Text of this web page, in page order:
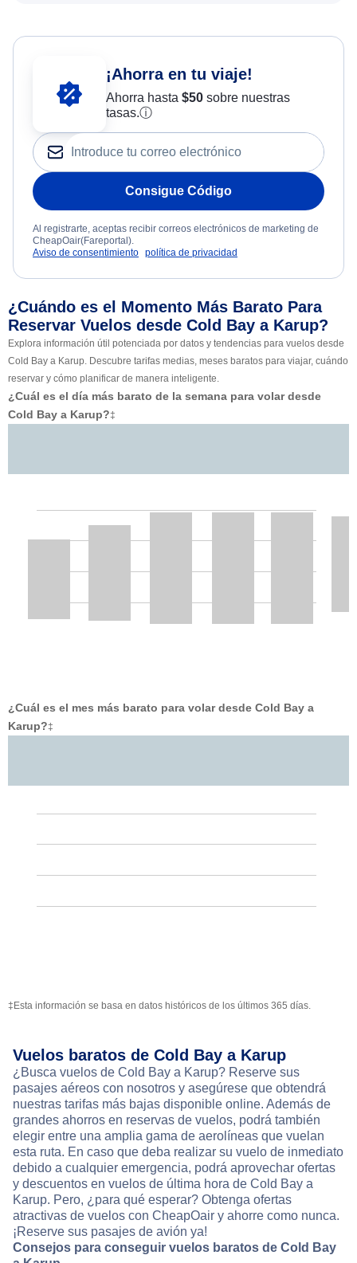
¡Ahorra en tu viaje!
Ahorra hasta $50sobre nuestras
tasas.ⓘ
Consigue Código
Al registrarte, aceptas recibir correos electrónicos de marketing de
CheapOair(Fareportal).
Aviso de consentimiento política de privacidad
¿Cuándo es el Momento Más Barato Para
Reservar Vuelos desde Cold Bay a Karup?
Explora información útil potenciada por datos y tendencias para vuelos desde
Cold Bay a Karup. Descubre tarifas medias, meses baratos para viajar, cuándo
reservar y cómo planificar de manera inteligente.
¿Cuál es el día más barato de la semana para volar desde
Cold Bay a Karup?‡
¿Cuál es el mes más barato para volar desde Cold Bay a
Karup?‡
‡Esta información se basa en datos históricos de los últimos 365 días.
Vuelos baratos de Cold Bay a Karup
¿Busca vuelos de Cold Bay a Karup? Reserve sus
pasajes aéreos con nosotros y asegúrese que obtendrá
nuestras tarifas más bajas disponible online. Además de
grandes ahorros en reservas de vuelos, podrá también
elegir entre una amplia gama de aerolíneas que vuelan
esta ruta. En caso que deba realizar su vuelo de inmediato
debido a cualquier emergencia, podrá aprovechar ofertas
y descuentos en vuelos de última hora de Cold Bay a
Karup. Pero, ¿para qué esperar? Obtenga ofertas
atractivas de vuelos con CheapOair y ahorre como nunca.
¡Reserve sus pasajes de avión ya!
Consejos para conseguir vuelos baratos de Cold Bay